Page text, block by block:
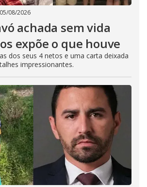
05/08/2026
achada sem vida
expõe o que houve
dos seus 4 netos e uma carta deixada
impressionantes.